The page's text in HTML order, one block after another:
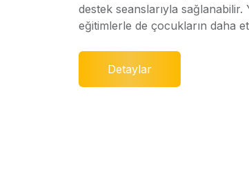
destek seanslarıyla sağlanabilir.
eğitimlerle de çocukların daha
Detaylar